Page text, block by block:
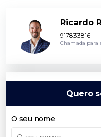
Ricardo
917833816
Chamada para
Quero
O seu nome